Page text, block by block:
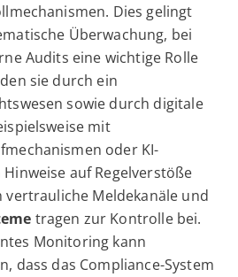
Dies gelingt
Überwachung, bei
Audits eine wichtige Rolle
sie durch ein
sowie durch digitale
mit
oder KI-
auf Regelverstöße
vertrauliche Meldekanäle und
tragen zur Kontrolle bei.
Monitoring kann
dass das Compliance-System